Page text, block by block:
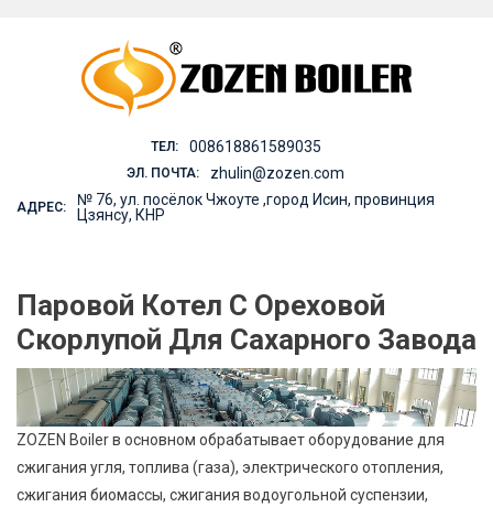
ТЕЛ: 008618861589035
ЭЛ. ПОЧТА: zhulin@zozen.com
АДРЕС:
№ 76, ул. посёлок Чжоуте ,город Исин, провинция
Цзянсу, КНР
Паровой Котел С Ореховой
Скорлупой Для Сахарного Завода
ZOZEN Boiler в основном обрабатывает оборудование для
сжигания угля, топлива (газа), электрического отопления,
сжигания биомассы, сжигания водоугольной суспензии,